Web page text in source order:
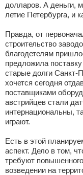
долларов. А деньги,
летие Петербурга, и
Правда, от
строительство
благодетелям
предложила
старые долги Санкт-
хочется сегодня
поставщиками
австрийцев стали
интернациональны,
играют.
Есть в этой
аспект. Дело в том,
требуют
возведении на